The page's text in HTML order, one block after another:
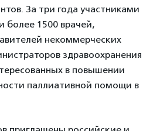
За три года участниками
более 1500 врачей,
некоммерческих
здравоохранения
в повышении
паллиативной помощи в